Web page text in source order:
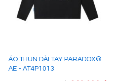
ÁO THUN DÀI TAY PARADOX®
AE - AT4P1013